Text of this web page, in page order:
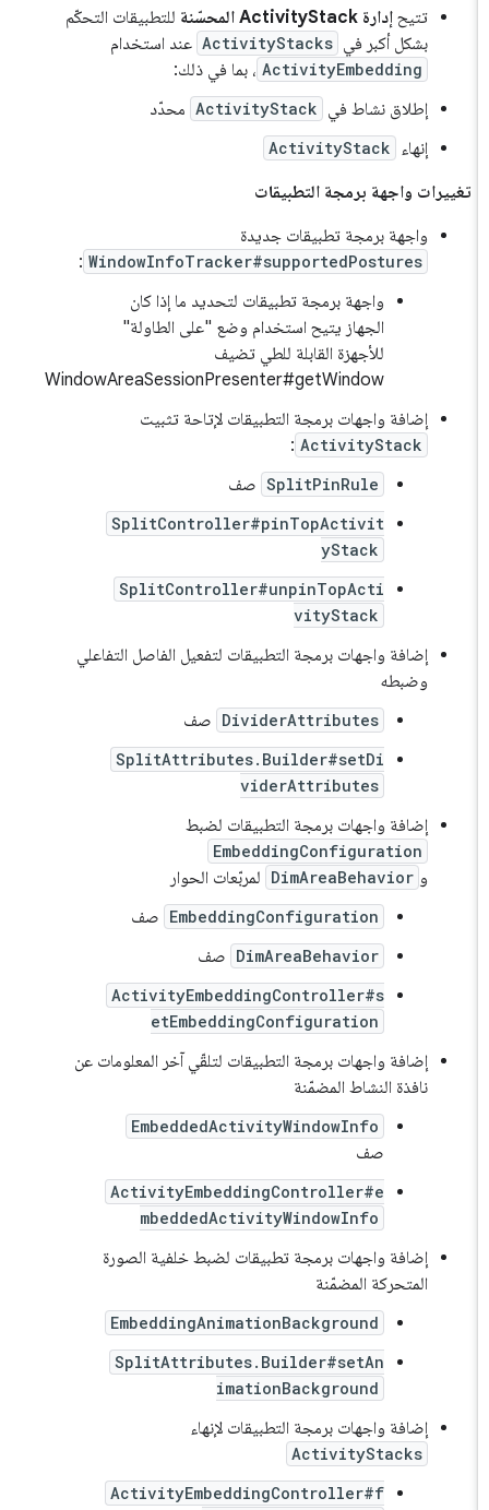
تتيحإدارة ActivityStack المحسّنة
للتطبيقات التحكّم
بشكل أكبر في ActivityStacks عند استخدام
ActivityEmbedding ، بما في ذلك:
إطلاق نشاط في ActivityStack محدّد
إنهاء
ActivityStack
تغييرات واجهة برمجة التطبيقات
واجهة برمجة تطبيقات جديدة
WindowInfoTracker#supportedPostures
:
واجهة برمجة تطبيقات لتحديد ما إذا كان
الجهاز يتيح استخدام وضع "على الطاولة"
للأجهزة القابلة للطي تضيف
WindowAreaSessionPresenter#getWindow
إضافة واجهات برمجة التطبيقات لإتاحة تثبيت
ActivityStack
:
SplitPinRule صف
SplitController#pinTopActivit
yStack
SplitController#unpinTopActi
vityStack
إضافة واجهات برمجة التطبيقات لتفعيل الفاصل التفاعلي
وضبطه
DividerAttributes صف
SplitAttributes.Builder#setDi
viderAttributes
إضافة واجهات برمجة التطبيقات لضبط
EmbeddingConfiguration
DimAreaBehavior لمربّعات الحوار
EmbeddingConfiguration صف
DimAreaBehavior صف
ActivityEmbeddingController#s
etEmbeddingConfiguration
إضافة واجهات برمجة التطبيقات لتلقّي آخر المعلومات عن
نافذة النشاط المضمّنة
EmbeddedActivityWindowInfo
صف
ActivityEmbeddingController#e
mbeddedActivityWindowInfo
إضافة واجهات برمجة تطبيقات لضبط خلفية الصورة
المتحركة المضمّنة
EmbeddingAnimationBackground
SplitAttributes.Builder#setAn
imationBackground
إضافة واجهات برمجة التطبيقات لإنهاء
ActivityStacks
ActivityEmbeddingController#f